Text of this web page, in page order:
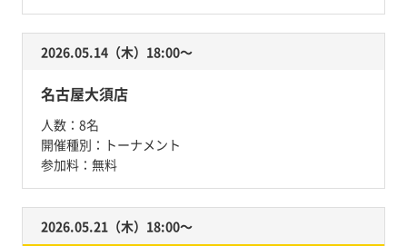
2026.05.14（木）18:00〜
名古屋大須店
人数： 8名
開催種別： トーナメント
参加料： 無料
2026.05.21（木）18:00〜